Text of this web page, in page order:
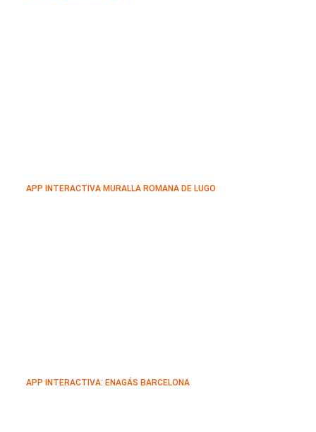
APP INTERACTIVA MURALLA ROMANA DE LUGO
APP INTERACTIVA: ENAGÁS BARCELONA